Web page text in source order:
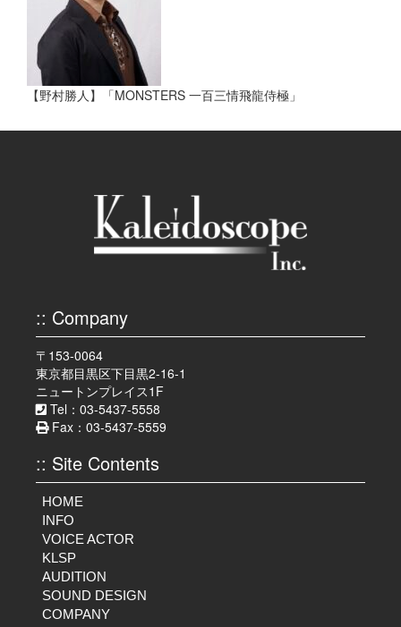
【野村勝人】「MONSTERS 一百三情飛龍侍極」
:: Company
〒153-0064
東京都目黒区下目黒2-16-1
ニュートンプレイス1F
Tel：03-5437-5558
Fax：03-5437-5559
:: Site Contents
HOME
INFO
VOICE ACTOR
KLSP
AUDITION
SOUND DESIGN
COMPANY